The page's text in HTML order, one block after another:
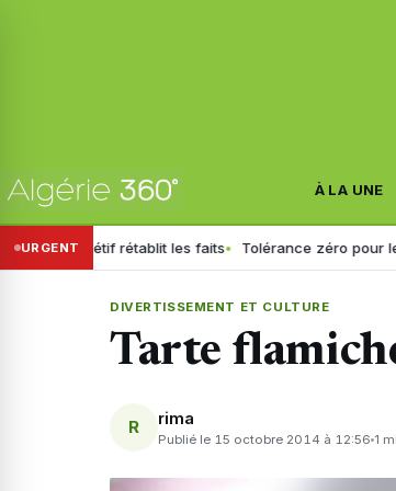
À LA UNE
URGENT
Sétif rétablit les faits Tolérance zéro pour les
DIVERTISSEMENT ET CULTURE
Tarte
R rima
Publié le 15 octobre 2014 à 12:56 1